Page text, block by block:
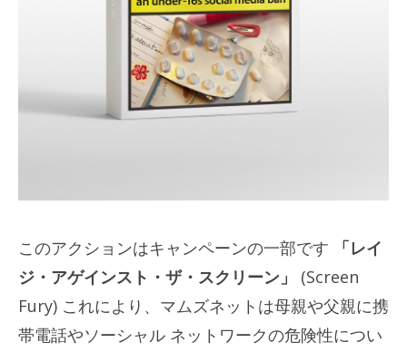
このアクションはキャンペーンの一部です 「レイ
ジ・アゲインスト・ザ・スクリーン」 (Screen
Fury) これにより、マムズネットは母親や父親に携
帯電話やソーシャル ネットワークの危険性につい